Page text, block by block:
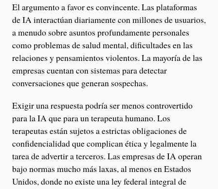
El argumento a favor es convincente. Las plataformas
de IA interactúan diariamente con millones de usuarios,
a menudo sobre asuntos profundamente personales
como problemas de salud mental, dificultades en las
relaciones y pensamientos violentos. La mayoría de las
empresas cuentan con sistemas para detectar
conversaciones que generan sospechas.
Exigir una respuesta podría ser menos controvertido
para la IA que para un terapeuta humano. Los
terapeutas están sujetos a estrictas obligaciones de
confidencialidad que complican ética y legalmente la
tarea de advertir a terceros. Las empresas de IA operan
bajo normas mucho más laxas, al menos en Estados
Unidos, donde no existe una ley federal integral de